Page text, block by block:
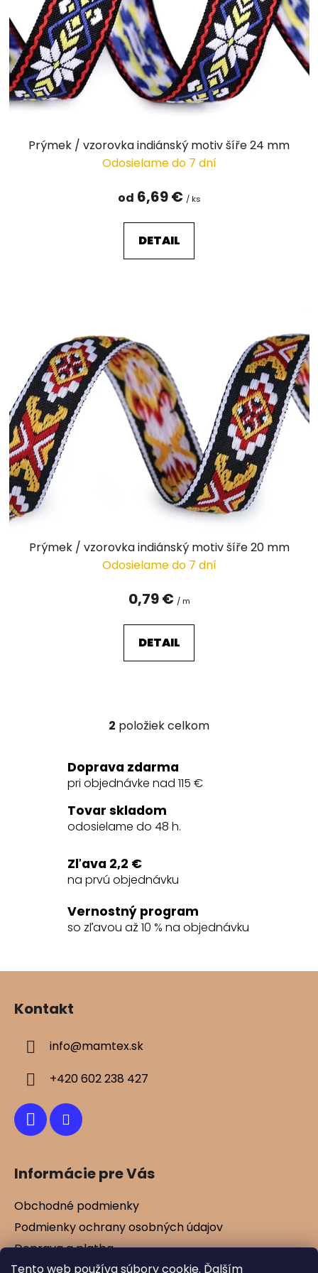
Tento web používa súbory cookie. Ďalším
r
o
d
u
k
t
Prýmek / vzorovka indiánský motiv šíře 24 mm
Odosielame do 7 dní
od 6,69 € / ks
DETAIL
Prýmek / vzorovka indiánský motiv šíře 20 mm
Odosielame do 7 dní
0,79 € / m
DETAIL
O
l
á
a
c
p
r
v
k
y
ý
2 položiek celkom
Doprava zdarma
pri objednávke nad 115 €
Tovar skladom
odosielame do 48 h.
Zľava 2,2 €
na prvú objednávku
Vernostný program
so zľavou až 10 % na objednávku
Kontakt
info@mamtex.sk
+420 602 238 427
Informácie pre Vás
Obchodné podmienky
Podmienky ochrany osobných údajov
Doprava a platba